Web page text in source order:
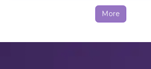
More